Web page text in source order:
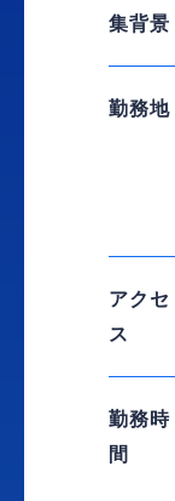
集背景
勤務地
アクセ
ス
勤務時
間